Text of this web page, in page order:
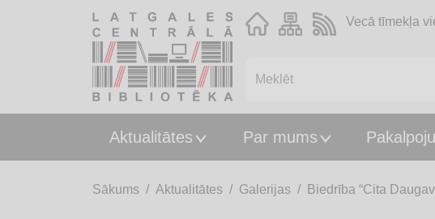
Vecā tīmekļa
Aktualitātes Par mums
Sākums Aktualitātes Galerijas Biedrība “Cita